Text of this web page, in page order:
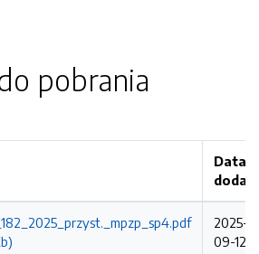
pobrania
Data
2025-
09-12